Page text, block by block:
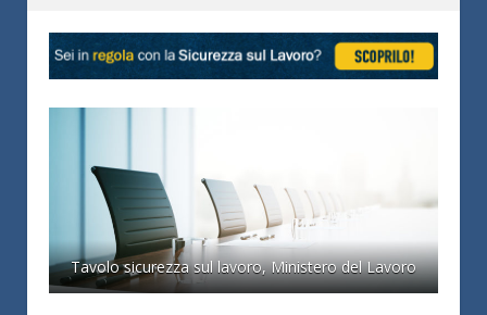
Tavolo sicurezza sul lavoro, Ministero del Lavoro